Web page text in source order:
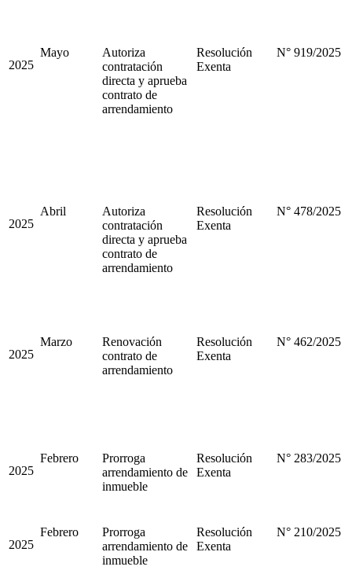
2025
Mayo
Autoriza
contratación
directa y aprueba
contrato de
arrendamiento
Resolución
Exenta
N° 919/2025
2025
Abril
Autoriza
contratación
directa y aprueba
contrato de
arrendamiento
Resolución
Exenta
N° 478/2025
2025
Marzo
Renovación
contrato de
arrendamiento
Resolución
Exenta
N° 462/2025
2025
Febrero
Prorroga
arrendamiento de
inmueble
Resolución
Exenta
N° 283/2025
2025
Febrero
Prorroga
arrendamiento de
inmueble
Resolución
Exenta
N° 210/2025